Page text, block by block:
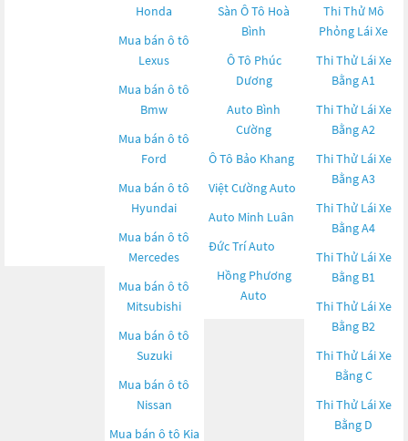
Honda
Mua bán ô tô
Lexus
Mua bán ô tô
Bmw
Mua bán ô tô
Ford
Mua bán ô tô
Hyundai
Mua bán ô tô
Mercedes
Mua bán ô tô
Mitsubishi
Mua bán ô tô
Suzuki
Mua bán ô tô
Nissan
Mua bán ô tô Kia
Sàn Ô Tô Hoà
Bình
Ô Tô Phúc
Dương
Auto Bình
Cường
Ô Tô Bảo Khang
Việt Cường Auto
Auto Minh Luân
Đức Trí Auto
Hồng Phương
Auto
Thi Thử Mô
Phỏng Lái Xe
Thi Thử Lái Xe
Bằng A1
Thi Thử Lái Xe
Bằng A2
Thi Thử Lái Xe
Bằng A3
Thi Thử Lái Xe
Bằng A4
Thi Thử Lái Xe
Bằng B1
Thi Thử Lái Xe
Bằng B2
Thi Thử Lái Xe
Bằng C
Thi Thử Lái Xe
Bằng D